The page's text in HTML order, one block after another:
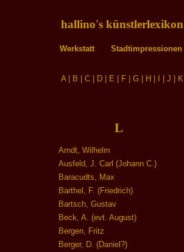
hallino's künstlerlexikon
Werkstatt Stadtimpressionen
A| B C D E F G H J K
L
Arndt, Wilhelm
Ausfeld, J. Carl (Johann C.)
Baracudts, Max
Barthel, F. (Friedrich)
Bartsch, Gustav
Beck, A. (evt. August)
Bergen, Fritz
Berger, D. (Daniel?)